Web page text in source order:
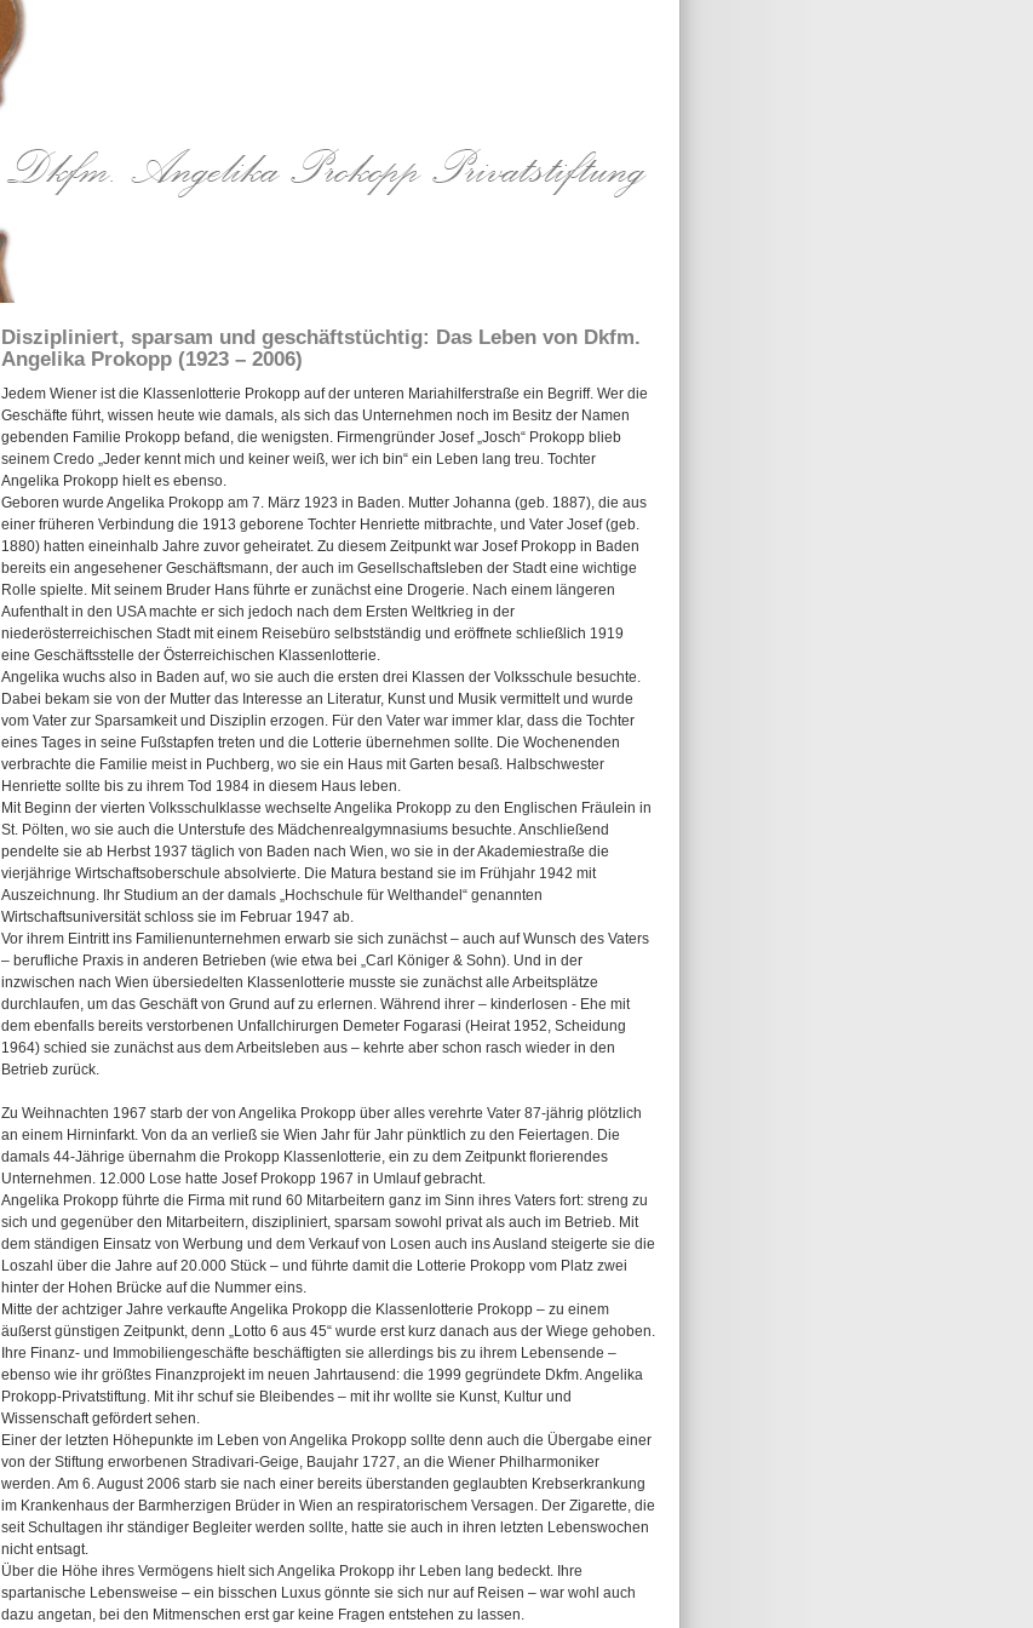
Diszipliniert, sparsam und geschäftstüchtig: Das Leben von Dkfm.
Angelika Prokopp (1923 – 2006)
Jedem Wiener ist die Klassenlotterie Prokopp auf der unteren Mariahilferstraße ein Begriff. Wer die
Geschäfte führt, wissen heute wie damals, als sich das Unternehmen noch im Besitz der Namen
gebenden Familie Prokopp befand, die wenigsten. Firmengründer Josef „Josch“ Prokopp blieb
seinem Credo „Jeder kennt mich und keiner weiß, wer ich bin“ ein Leben lang treu. Tochter
Angelika Prokopp hielt es ebenso.
Geboren wurde Angelika Prokopp am 7. März 1923 in Baden. Mutter Johanna (geb. 1887), die aus
einer früheren Verbindung die 1913 geborene Tochter Henriette mitbrachte, und Vater Josef (geb.
1880) hatten eineinhalb Jahre zuvor geheiratet. Zu diesem Zeitpunkt war Josef Prokopp in Baden
bereits ein angesehener Geschäftsmann, der auch im Gesellschaftsleben der Stadt eine wichtige
Rolle spielte. Mit seinem Bruder Hans führte er zunächst eine Drogerie. Nach einem längeren
Aufenthalt in den USA machte er sich jedoch nach dem Ersten Weltkrieg in der
niederösterreichischen Stadt mit einem Reisebüro selbstständig und eröffnete schließlich 1919
eine Geschäftsstelle der Österreichischen Klassenlotterie.
Angelika wuchs also in Baden auf, wo sie auch die ersten drei Klassen der Volksschule besuchte.
Dabei bekam sie von der Mutter das Interesse an Literatur, Kunst und Musik vermittelt und wurde
vom Vater zur Sparsamkeit und Disziplin erzogen. Für den Vater war immer klar, dass die Tochter
eines Tages in seine Fußstapfen treten und die Lotterie übernehmen sollte. Die Wochenenden
verbrachte die Familie meist in Puchberg, wo sie ein Haus mit Garten besaß. Halbschwester
Henriette sollte bis zu ihrem Tod 1984 in diesem Haus leben.
Mit Beginn der vierten Volksschulklasse wechselte Angelika Prokopp zu den Englischen Fräulein in
St. Pölten, wo sie auch die Unterstufe des Mädchenrealgymnasiums besuchte. Anschließend
pendelte sie ab Herbst 1937 täglich von Baden nach Wien, wo sie in der Akademiestraße die
vierjährige Wirtschaftsoberschule absolvierte. Die Matura bestand sie im Frühjahr 1942 mit
Auszeichnung. Ihr Studium an der damals „Hochschule für Welthandel“ genannten
Wirtschaftsuniversität schloss sie im Februar 1947 ab.
Vor ihrem Eintritt ins Familienunternehmen erwarb sie sich zunächst – auch auf Wunsch des Vaters
– berufliche Praxis in anderen Betrieben (wie etwa bei „Carl Königer & Sohn). Und in der
inzwischen nach Wien übersiedelten Klassenlotterie musste sie zunächst alle Arbeitsplätze
durchlaufen, um das Geschäft von Grund auf zu erlernen. Während ihrer – kinderlosen - Ehe mit
dem ebenfalls bereits verstorbenen Unfallchirurgen Demeter Fogarasi (Heirat 1952, Scheidung
1964) schied sie zunächst aus dem Arbeitsleben aus – kehrte aber schon rasch wieder in den
Betrieb zurück.
Zu Weihnachten 1967 starb der von Angelika Prokopp über alles verehrte Vater 87-jährig plötzlich
an einem Hirninfarkt. Von da an verließ sie Wien Jahr für Jahr pünktlich zu den Feiertagen. Die
damals 44-Jährige übernahm die Prokopp Klassenlotterie, ein zu dem Zeitpunkt florierendes
Unternehmen. 12.000 Lose hatte Josef Prokopp 1967 in Umlauf gebracht.
Angelika Prokopp führte die Firma mit rund 60 Mitarbeitern ganz im Sinn ihres Vaters fort: streng zu
sich und gegenüber den Mitarbeitern, diszipliniert, sparsam sowohl privat als auch im Betrieb. Mit
dem ständigen Einsatz von Werbung und dem Verkauf von Losen auch ins Ausland steigerte sie die
Loszahl über die Jahre auf 20.000 Stück – und führte damit die Lotterie Prokopp vom Platz zwei
hinter der Hohen Brücke auf die Nummer eins.
Mitte der achtziger Jahre verkaufte Angelika Prokopp die Klassenlotterie Prokopp – zu einem
äußerst günstigen Zeitpunkt, denn „Lotto 6 aus 45“ wurde erst kurz danach aus der Wiege gehoben.
Ihre Finanz- und Immobiliengeschäfte beschäftigten sie allerdings bis zu ihrem Lebensende –
ebenso wie ihr größtes Finanzprojekt im neuen Jahrtausend: die 1999 gegründete Dkfm. Angelika
Prokopp-Privatstiftung. Mit ihr schuf sie Bleibendes – mit ihr wollte sie Kunst, Kultur und
Wissenschaft gefördert sehen.
Einer der letzten Höhepunkte im Leben von Angelika Prokopp sollte denn auch die Übergabe einer
von der Stiftung erworbenen Stradivari-Geige, Baujahr 1727, an die Wiener Philharmoniker
werden. Am 6. August 2006 starb sie nach einer bereits überstanden geglaubten Krebserkrankung
im Krankenhaus der Barmherzigen Brüder in Wien an respiratorischem Versagen. Der Zigarette, die
seit Schultagen ihr ständiger Begleiter werden sollte, hatte sie auch in ihren letzten Lebenswochen
nicht entsagt.
Über die Höhe ihres Vermögens hielt sich Angelika Prokopp ihr Leben lang bedeckt. Ihre
spartanische Lebensweise – ein bisschen Luxus gönnte sie sich nur auf Reisen – war wohl auch
dazu angetan, bei den Mitmenschen erst gar keine Fragen entstehen zu lassen.